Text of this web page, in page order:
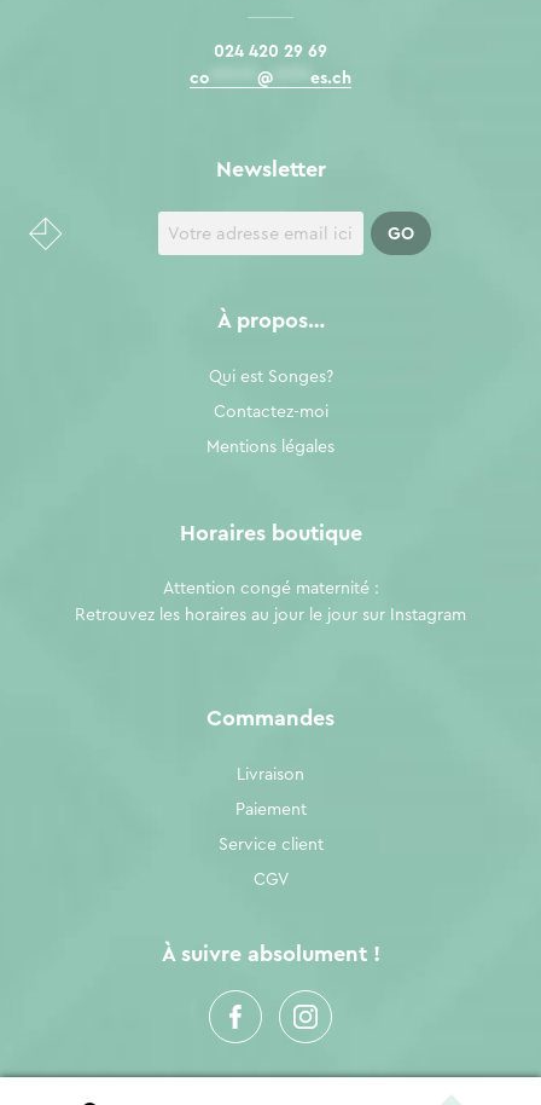
024 420 29 69
co
@ es.ch
Commandes
Livraison
Paiement
Service client
CGV
À suivre absolument !
À propos…
Qui est Songes?
Contactez-moi
Mentions légales
Newsletter
Horaires boutique
Attention congé maternité :
Retrouvez les horaires au jour le jour sur
Instagram